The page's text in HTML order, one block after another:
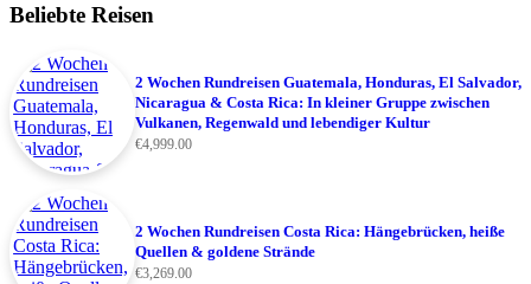
Beliebte Reisen
2 Wochen Rundreisen Guatemala, Honduras, El Salvador,
Nicaragua & Costa Rica: In kleiner Gruppe zwischen
Vulkanen, Regenwald und lebendiger Kultur
€4,999.00
2 Wochen Rundreisen Costa Rica: Hängebrücken, heiße
Quellen & goldene Strände
€3,269.00